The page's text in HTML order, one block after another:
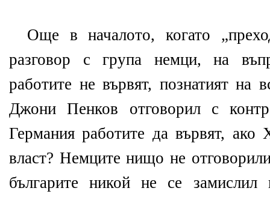
Още в началото, когато
разговор с група немци, на
работите не вървят, познатият на
Джони Пенков отговорил с
Германия работите да вървят, ако
власт? Немците нищо не
българите никой не се замислил